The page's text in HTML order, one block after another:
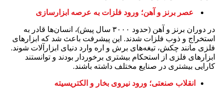
عصر برنز و آهن؛ ورود فلزات به عرصه ابزارسازی
در دوران برنز و آهن (حدود ۳۰۰۰ سال پیش)، انسان‌ها قادر به
استخراج و ذوب فلزات شدند. این پیشرفت باعث شد که ابزارهای
فلزی مانند چکش، تیغه‌های برش و اره وارد دنیای ابزارآلات شوند.
ابزارهای فلزی از استحکام بیشتری برخوردار بودند و توانستند
کارایی بیشتری در صنایع مختلف داشته باشند.
انقلاب صنعتی؛ ورود نیروی بخار و الکتریسیته